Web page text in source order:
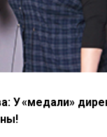
У «медали»